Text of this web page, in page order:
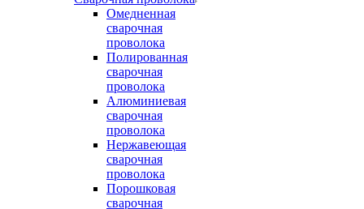
Омедненная
сварочная
проволока
Полированная
сварочная
проволока
Алюминиевая
сварочная
проволока
Нержавеющая
сварочная
проволока
Порошковая
сварочная